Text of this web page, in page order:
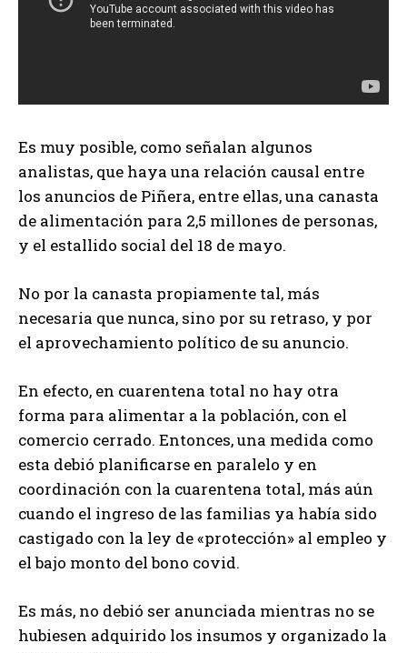
Es muy posible, como señalan algunos
analistas, que haya una relación causal entre
los anuncios de Piñera, entre ellas, una canasta
de alimentación para 2,5 millones de personas,
y el estallido social del 18 de mayo.
No por la canasta propiamente tal, más
necesaria que nunca, sino por su retraso, y por
el aprovechamiento político de su anuncio.
En efecto, en cuarentena total no hay otra
forma para alimentar a la población, con el
comercio cerrado. Entonces, una medida como
esta debió planificarse en paralelo y en
coordinación con la cuarentena total, más aún
cuando el ingreso de las familias ya había sido
castigado con la ley de «protección» al empleo y
el bajo monto del bono covid.
Es más, no debió ser anunciada mientras no se
hubiesen adquirido los insumos y organizado la